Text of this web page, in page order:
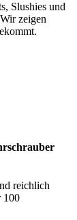
Slushies und
zeigen
reichlich
100